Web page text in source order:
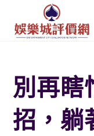
別再瞎
招，躺